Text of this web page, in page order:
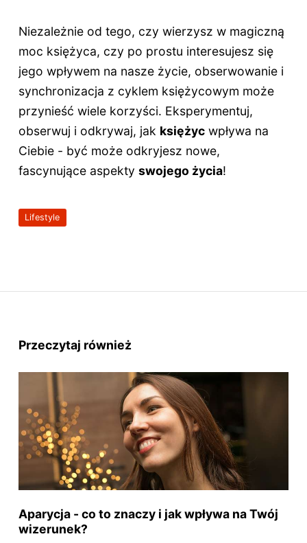
Niezależnie od tego, czy wierzysz w magiczną
moc księżyca, czy po prostu interesujesz się
jego wpływem na nasze życie, obserwowanie i
synchronizacja z cyklem księżycowym może
przynieść wiele korzyści. Eksperymentuj,
obserwuj i odkrywaj, jak księżycwpływa na
Ciebie - być może odkryjesz nowe,
fascynujące aspekty swojego życia!
Lifestyle
Przeczytaj również
Aparycja - co to znaczy i jak wpływa na Twój
wizerunek?